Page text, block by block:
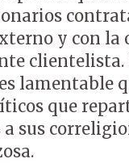
y con
clientelista.
lamentable
que
sus